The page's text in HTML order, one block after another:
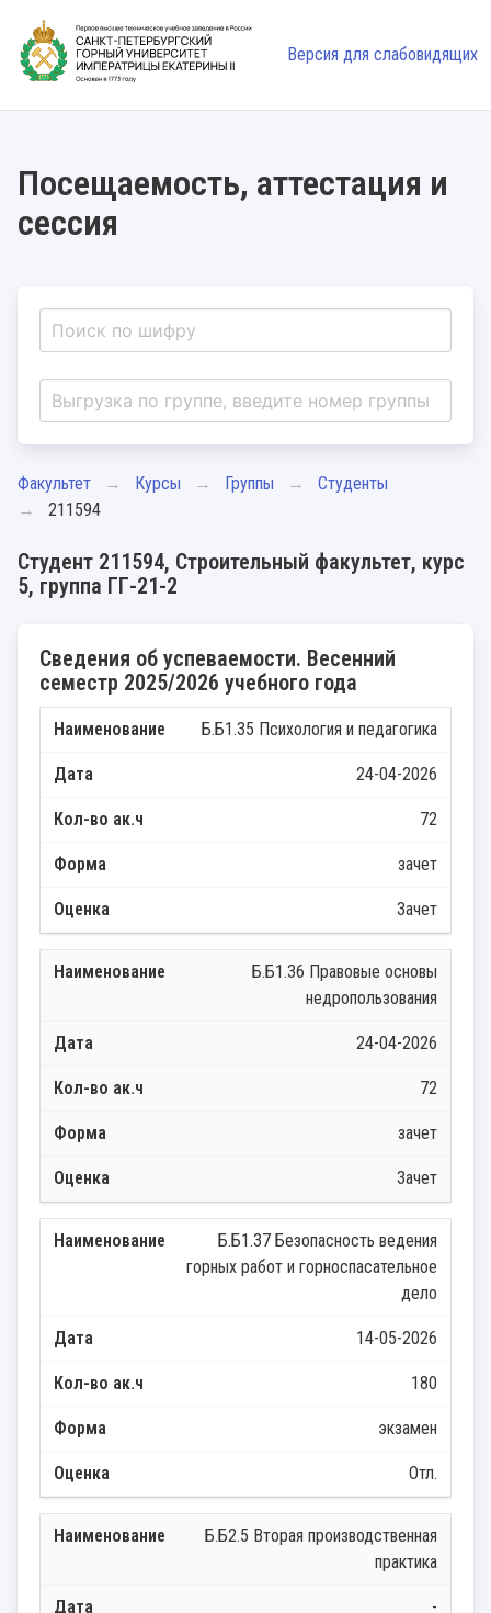
Версия для слабовидящих
Посещаемость, аттестация и
сессия
Факультет Курсы Группы
Студенты
211594
Студент 211594, Строительный факультет, курс
5, группа ГГ-21-2
Сведения об успеваемости. Весенний
семестр 2025/2026 учебного года
Б.Б1.35 Психология и педагогика
24-04-2026
72
зачет
Зачет
Б.Б1.36 Правовые основы
недропользования
24-04-2026
72
зачет
Зачет
Б.Б1.37 Безопасность ведения
горных работ и горноспасательное
дело
14-05-2026
180
экзамен
Отл.
Б.Б2.5 Вторая производственная
практика
-